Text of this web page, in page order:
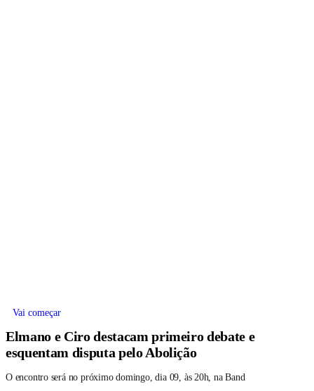
Vai começar
Elmano e Ciro destacam primeiro debate e
esquentam disputa pelo Abolição
O encontro será no próximo domingo, dia 09, às 20h, na Band